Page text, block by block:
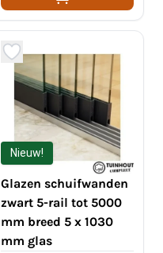
Nieuw!
Glazen schuifwanden
zwart 5-rail tot 5000
mm breed 5 x 1030
mm glas